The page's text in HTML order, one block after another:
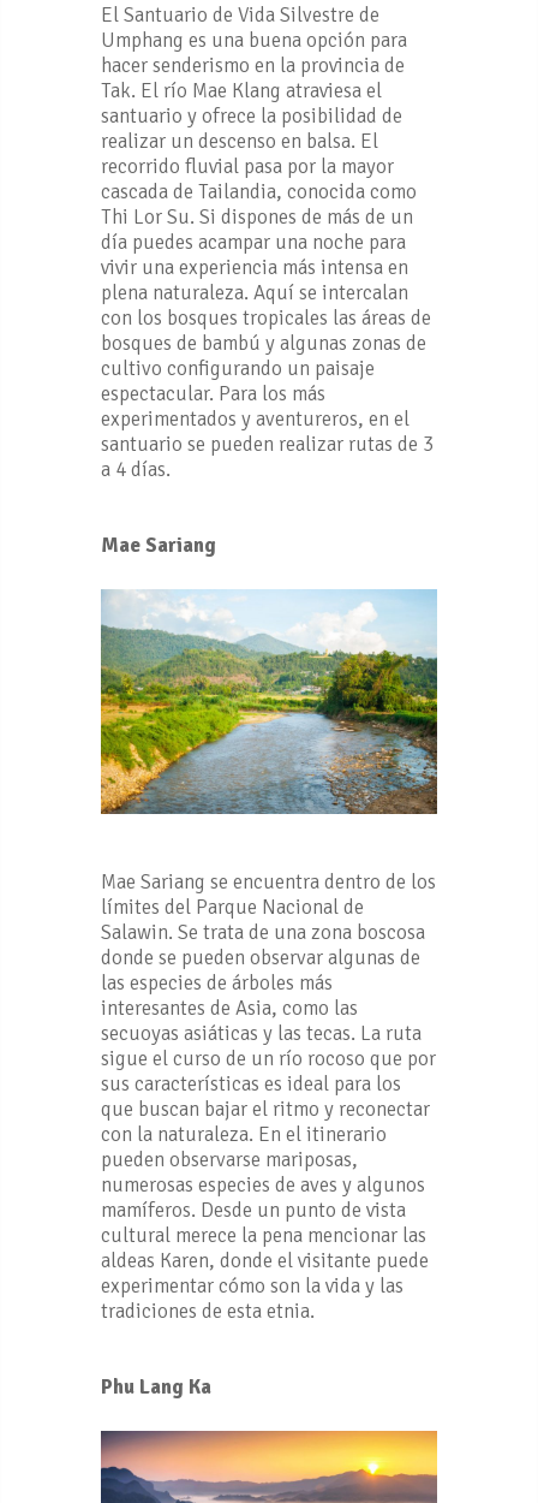
El Santuario de Vida Silvestre de
Umphang es una buena opción para
hacer senderismo en la provincia de
Tak. El río Mae Klang atraviesa el
santuario y ofrece la posibilidad de
realizar un descenso en balsa. El
recorrido fluvial pasa por la mayor
cascada de Tailandia, conocida como
Thi Lor Su. Si dispones de más de un
día puedes acampar una noche para
vivir una experiencia más intensa en
plena naturaleza. Aquí se intercalan
con los bosques tropicales las áreas de
bosques de bambú y algunas zonas de
cultivo configurando un paisaje
espectacular. Para los más
experimentados y aventureros, en el
santuario se pueden realizar rutas de 3
a 4 días.
Mae Sariang
Mae Sariang se encuentra dentro de los
límites del Parque Nacional de
Salawin. Se trata de una zona boscosa
donde se pueden observar algunas de
las especies de árboles más
interesantes de Asia, como las
secuoyas asiáticas y las tecas. La ruta
sigue el curso de un río rocoso que por
sus características es ideal para los
que buscan bajar el ritmo y reconectar
con la naturaleza. En el itinerario
pueden observarse mariposas,
numerosas especies de aves y algunos
mamíferos. Desde un punto de vista
cultural merece la pena mencionar las
aldeas Karen, donde el visitante puede
experimentar cómo son la vida y las
tradiciones de esta etnia.
Phu Lang Ka